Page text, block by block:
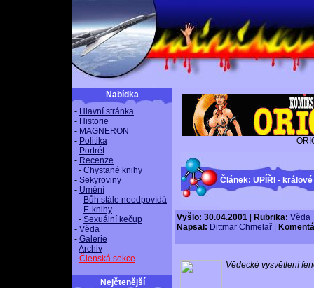
Nabídka
- Hlavní stránka
- Historie
- MAGNERON
- Politika
- Portrét
- Recenze
- Chystané knihy
- Sekyroviny
- Umění
- Bůh stále neodpovídá
- E-knihy
- Sexuální kečup
- Věda
- Galerie
-Archiv
- Členská sekce
Nejčtenější
Článek: UPÍŘI -
Vyšlo: 30.04.2001 Rubrika: Věda
Napsal: Dittmar Chmelař
Vědecké vysvětlení